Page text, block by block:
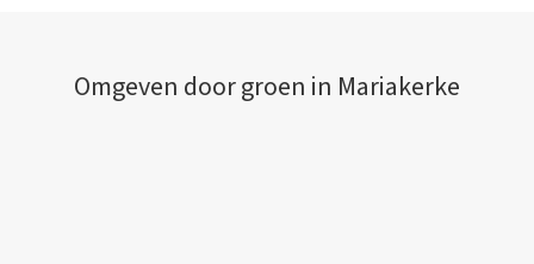
Omgeven door groen in Mariakerke